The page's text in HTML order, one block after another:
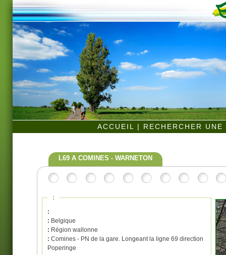
ACCUEIL | RECHERCHER
L69 A COMINES - WARNETON
:
:
: Belgique
: Région wallonne
: Comines - PN de la gare. Longeant la ligne 69 direction
Poperinge